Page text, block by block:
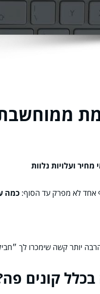
ממוחשבת:
ועלויות נלוות
אחד לא מפרק עד הסוף: כמה
יותר קשה שימכרו לך
קונים